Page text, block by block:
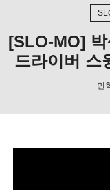
[SLO-MO]
드라이버 스
민